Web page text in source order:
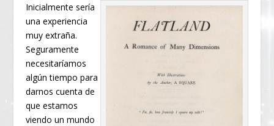
Inicialmente sería
una experiencia
muy extraña.
Seguramente
necesitaríamos
algún tiempo para
darnos cuenta de
que estamos
viendo un mundo